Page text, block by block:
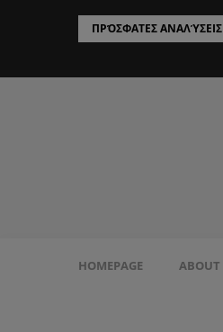
ΠΡΌΣΦΑΤΕΣ ΑΝΑΛΎΣΕΙΣ
Προστασία του Πληθυσμού από το
HOMEPAGE ABOUT